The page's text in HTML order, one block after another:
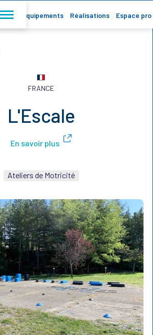
Equipements Réalisations Espace pro
FRANCE
L'Escale
En savoir plus
Ateliers de Motricité